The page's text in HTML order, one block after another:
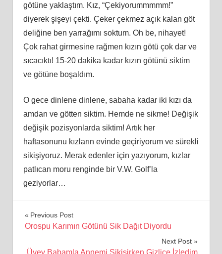
götüne yaklaştım. Kız, “Çekiyorummmmm!”
diyerek şişeyi çekti. Çeker çekmez açık kalan göt
deliğine ben yarrağımı soktum. Oh be, nihayet!
Çok rahat girmesine rağmen kızın götü çok dar ve
sıcacıktı! 15-20 dakika kadar kızın götünü siktim
ve götüne boşaldım.
O gece dinlene dinlene, sabaha kadar iki kızı da
amdan ve götten siktim. Hemde ne sikme! Değişik
değişik pozisyonlarda siktim! Artık her
haftasonunu kızların evinde geçiriyorum ve sürekli
sikişiyoruz. Merak edenler için yazıyorum, kızlar
patlıcan moru renginde bir V.W. Golf’la
geziyorlar…
Yazı
Previous Post
Orospu Karımın Götünü Sik Dağıt Diyordu
Next Post
Üvey Babamla Annemi Sikişirken Gizlice İzledim